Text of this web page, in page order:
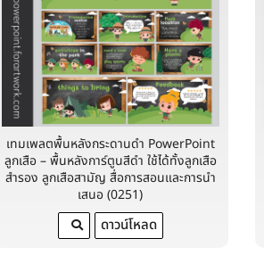
เทมเพลตพื้นหลังกระดานดำ PowerPoint
ลูกเสือ – พื้นหลังการ์ตูนสีดำ ใช้ได้ทั้งลูกเสือ
สำรอง ลูกเสือสามัญ สื่อการสอนและการนำ
เสนอ (0251)
ดาวน์โหลด